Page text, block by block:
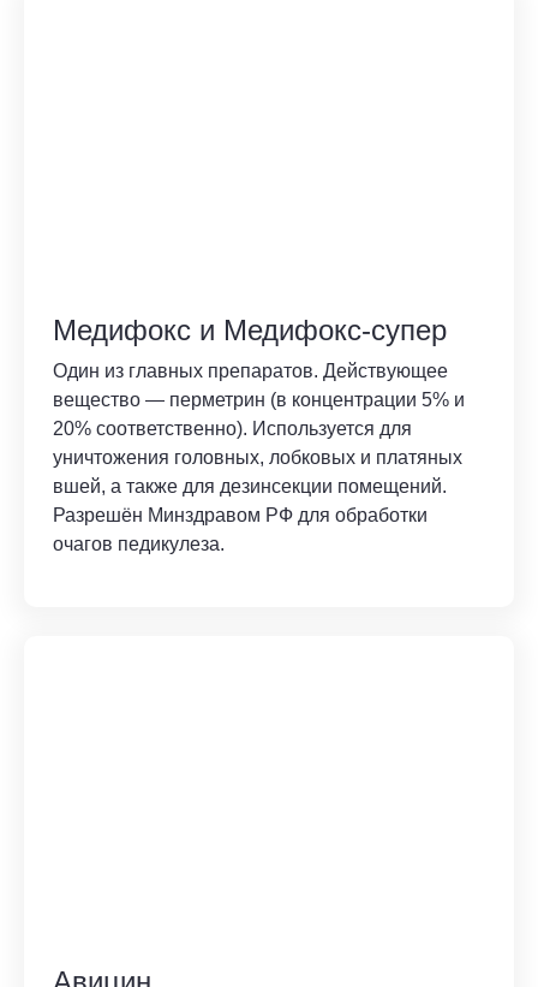
Медифокс и Медифокс-супер
Один из главных препаратов. Действующее
вещество — перметрин (в концентрации 5% и
20% соответственно). Используется для
уничтожения головных, лобковых и платяных
вшей, а также для дезинсекции помещений.
Разрешён Минздравом РФ для обработки
очагов педикулеза.